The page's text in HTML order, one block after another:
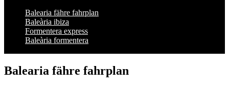
Balearia fähre fahrplan
Baleària ibiza
Formentera express
Baleària formentera
Balearia fähre fahrplan